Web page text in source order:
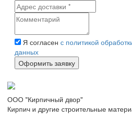
Я согласен с политикой
данных
ООО "Кирпичный двор"
Кирпич и другие строительные